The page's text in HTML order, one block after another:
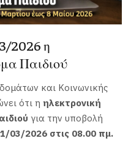
2026 η
Παιδιού
και Κοινωνικής
ότι η ηλεκτρονική
για την υποβολή
03/2026 στις 08.00 πμ.